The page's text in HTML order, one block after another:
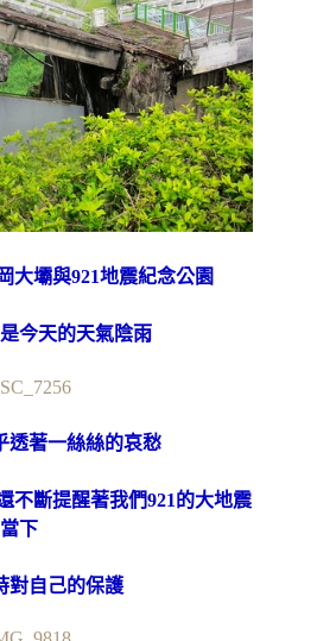
大壩與921地震紀念公園
今天的天氣陰雨
透著一絲絲的哀愁
不斷提醒著我們921的大地震
當下
對自己的保護